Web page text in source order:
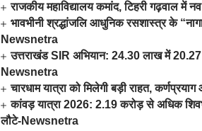
राजकीय महाविद्यालय कमांद, टिहरी गढ़वाल में
भावभीनी श्रद्धांजलि आधुनिक रसशास्त्र के
Newsnetra
उत्तराखंड SIR अभियान: 24.30 लाख में
Newsnetra
चारधाम यात्रा को मिलेगी बड़ी राहत,
कांवड़ यात्रा 2026: 2.19 करोड़ से अधिक
लौटे-Newsnetra